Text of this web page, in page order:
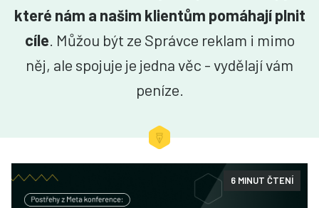
které nám a našim klientům pomáhají plnit
cíle . Můžou být ze Správce reklam i mimo
něj, ale spojuje je jedna věc - vydělají vám
peníze.
6 MINUT ČTENÍ